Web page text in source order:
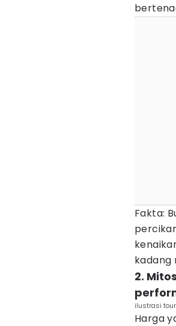
Fakta:
kadang
2.
ilustrasi
Harga